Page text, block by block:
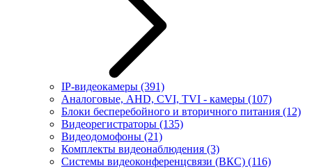
IP-видеокамеры (391)
Аналоговые, AHD, CVI, TVI - камеры (107)
Блоки бесперебойного и вторичного питания (12)
Видеорегистраторы (135)
Видеодомофоны (21)
Комплекты видеонаблюдения (3)
Системы видеоконференцсвязи (ВКС) (116)